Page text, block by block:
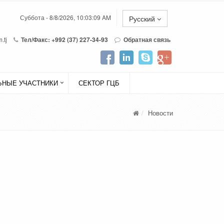
Суббота - 8/8/2026, 10:03:09 AM Русский
Тел/Факс: +992 (37) 227-34-93 Обратная связь
УЧАСТНИКИ СЕКТОР ГЦБ
Новости